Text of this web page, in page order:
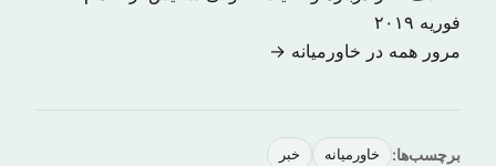
فوریه ۲۰۱۹
مرور همه در خاورمیانه →
برچسب‌ها: خاورمیانه خبر